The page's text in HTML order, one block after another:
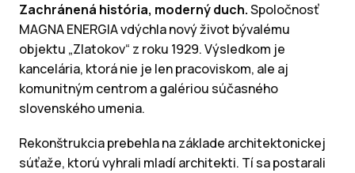
Zachránená história, moderný duch.Spoločnosť
MAGNA ENERGIA vdýchla nový život bývalému
objektu „Zlatokov“ z roku 1929. Výsledkom je
kancelária, ktorá nie je len pracoviskom, ale aj
komunitným centrom a galériou súčasného
slovenského umenia.
Rekonštrukcia prebehla na základe architektonickej
súťaže, ktorú vyhrali mladí architekti. Tí sa postarali